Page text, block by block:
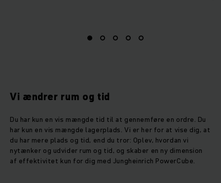
Vi ændrer rum og tid
Du har kun en vis mængde tid til at gennemføre en ordre. Du
har kun en vis mængde lagerplads. Vi er her for at vise dig, at
du har mere plads og tid, end du tror: Oplev, hvordan vi
nytænker og udvider rum og tid, og skaber en ny dimension
af effektivitet kun for dig med Jungheinrich PowerCube.